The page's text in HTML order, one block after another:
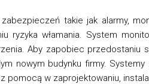
takie jak alarmy,
ryzyka włamania. System
Aby zapobiec
nowym budynku firmy.
pomocą w zaprojektowaniu,